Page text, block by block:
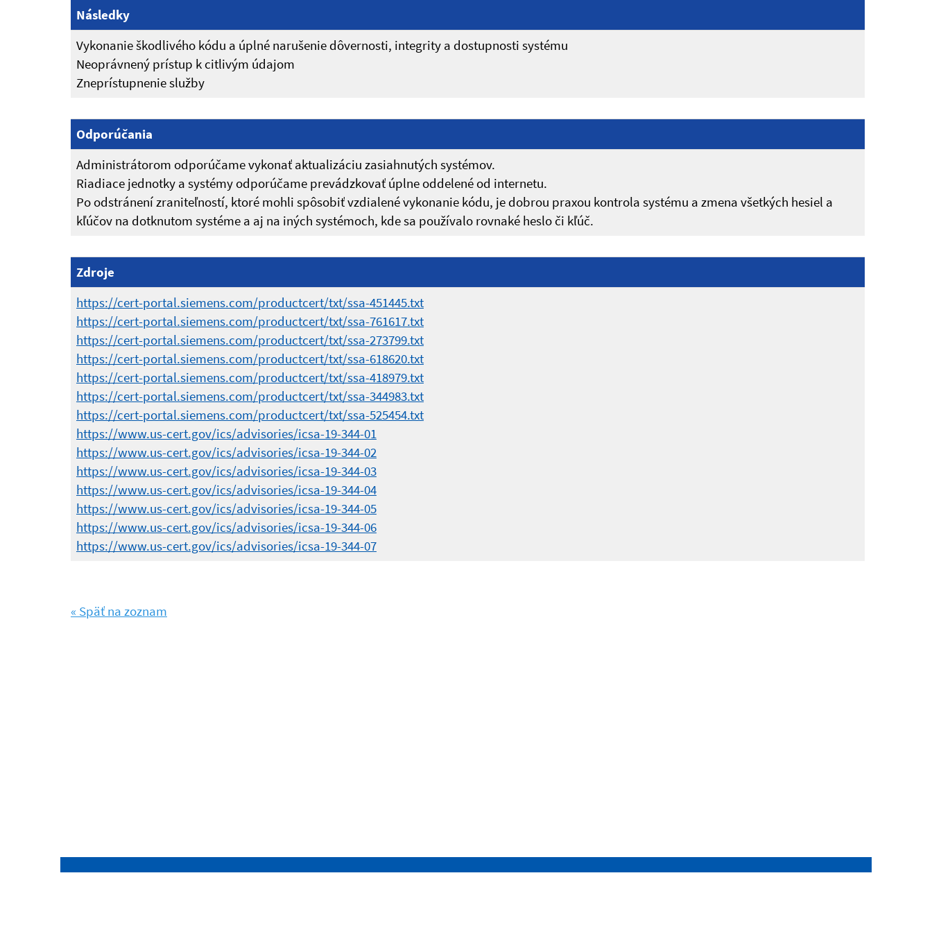
Následky
Vykonanie škodlivého kódu a úplné narušenie dôvernosti, integrity a dostupnosti systému
Neoprávnený prístup k citlivým údajom
Zneprístupnenie služby
Odporúčania
Administrátorom odporúčame vykonať aktualizáciu zasiahnutých systémov.
Riadiace jednotky a systémy odporúčame prevádzkovať úplne oddelené od internetu.
Po odstránení zraniteľností, ktoré mohli spôsobiť vzdialené vykonanie kódu, je dobrou praxou kontrola systému a zmena všetkých hesiel a
kľúčov na dotknutom systéme a aj na iných systémoch, kde sa používalo rovnaké heslo či kľúč.
Zdroje
https://cert-portal.siemens.com/productcert/txt/ssa-451445.txt
https://cert-portal.siemens.com/productcert/txt/ssa-761617.txt
https://cert-portal.siemens.com/productcert/txt/ssa-273799.txt
https://cert-portal.siemens.com/productcert/txt/ssa-618620.txt
https://cert-portal.siemens.com/productcert/txt/ssa-418979.txt
https://cert-portal.siemens.com/productcert/txt/ssa-344983.txt
https://cert-portal.siemens.com/productcert/txt/ssa-525454.txt
https://www.us-cert.gov/ics/advisories/icsa-19-344-01
https://www.us-cert.gov/ics/advisories/icsa-19-344-02
https://www.us-cert.gov/ics/advisories/icsa-19-344-03
https://www.us-cert.gov/ics/advisories/icsa-19-344-04
https://www.us-cert.gov/ics/advisories/icsa-19-344-05
https://www.us-cert.gov/ics/advisories/icsa-19-344-06
https://www.us-cert.gov/ics/advisories/icsa-19-344-07
« Späť na zoznam